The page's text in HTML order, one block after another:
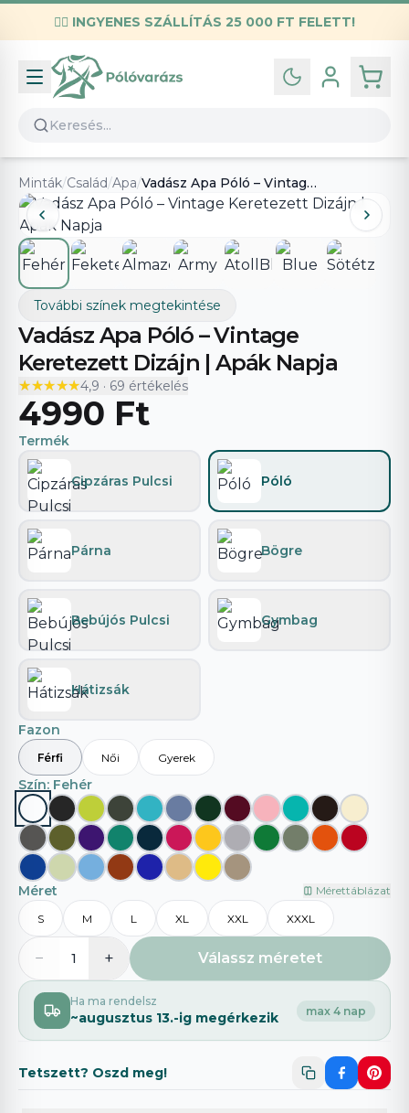
✌🏼 INGYENES SZÁLLÍTÁS 25 000 FT FELETT!
Infó
Kapcsolat
GYIK
Általános szerződési feltételek
Adatvédelmi nyilatkozat
Minták/Család/Apa/ Vadász Apa Póló – Vintage Keretezett Dizájn | Apák Napja
További színek megtekintése
Vadász Apa Póló – Vintage
Keretezett Dizájn | Apák Napja
★★★★★
★★★★★4,9 · 69 értékelés
4990 Ft
Termék
Cipzáras Pulcsi Póló
Párna Bögre
Bebújós Pulcsi Gymbag
Hátizsák
Fazon
Férfi Női Gyerek
Szín: Fehér
Méret Mérettáblázat
S M L XL XXL XXXL
− 1 + Válassz méretet
Ha ma rendelsz
~augusztus 13.-ig megérkezik max 4 nap
Tetszett? Oszd meg!